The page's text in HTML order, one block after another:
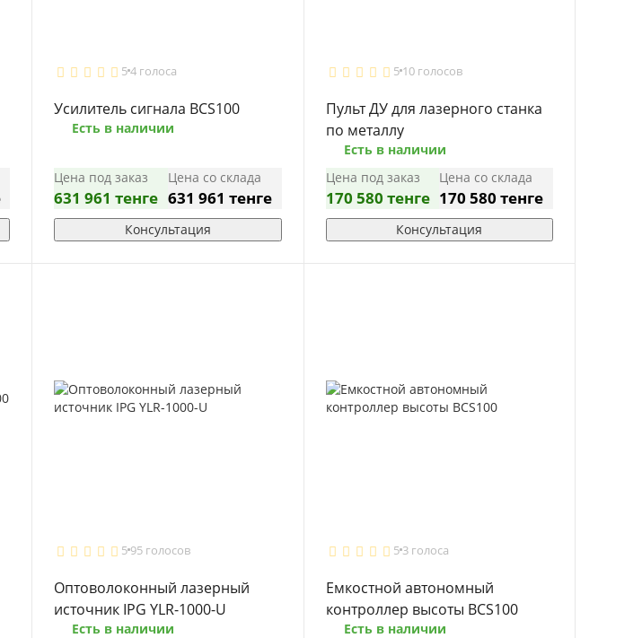
54 голоса
Усилитель сигнала BCS100
Есть в наличии
Цена под заказ
631 961 тенге
Цена со склада
631 961 тенге
Консультация
510 голосов
Пульт ДУ для лазерного станка
по металлу
Есть в наличии
Цена под заказ
170 580 тенге
Цена со склада
170 580 тенге
Консультация
5 95 голосов
Оптоволоконный лазерный
источник IPG YLR-1000-U
Есть в наличии
53 голоса
Емкостной автономный
контроллер высоты BCS100
Есть в наличии